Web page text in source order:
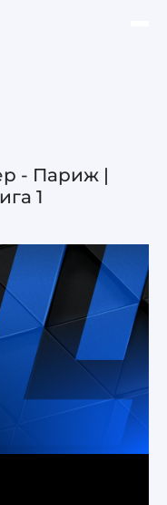
- Париж |
1